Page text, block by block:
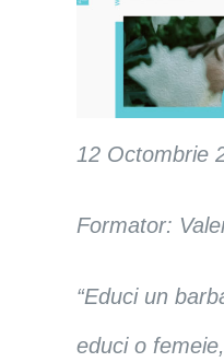
12 Octombrie
Formator:
“Educi un
educi o